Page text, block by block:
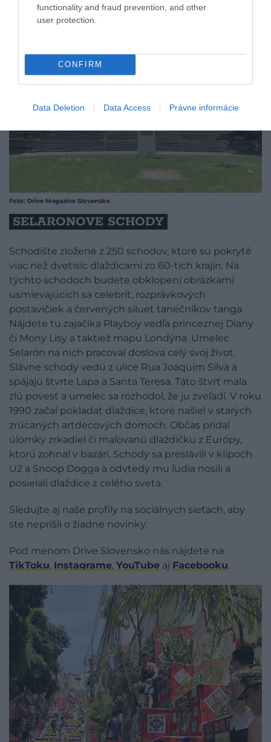
functionality and fraud prevention, and other
user protection.
CONFIRM
Data Deletion Data Access Právne informácie
Foto: Drive Magazine Slovensko
SELARONOVE SCHODY
Schodište zložené z 250 schodov, ktoré sú pokryté
viac než dvetisíc dlaždicami zo 60-tich krajín. Na
týchto schodoch budete obklopení obrázkami
usmievajúcich sa celebrít, rozprávkových
postavičiek a červených siluet tanečníkov tanga.
Nájdete tu zajačika Playboy vedľa princeznej Diany
či Mony Lisy a taktiež mapu Londýna. Umelec
Selarón na nich pracoval doslova celý svoj život.
Slávne schody vedú z ulice Rua Joaquim Silva a
spájajú štvrte Lapa a Santa Teresa. Táto štvrť mala
zlú povesť a umelec sa rozhodol, že ju zveľadí. V roku
1990 začal pokladať dlaždice, ktoré našiel v starých
zrúcaných artdecových domoch. Občas pridal
úlomky zrkadiel či maľovanú dlaždičku z Európy,
ktorú zohnal v bazári. Schody sa preslávili v klipoch
U2 a Snoop Dogga a odvtedy mu ľudia nosili a
posielali dlaždice z celého sveta.
Sledujte aj naše profily na sociálnych sieťach, aby
ste neprišli o žiadne novinky:
Pod menom Drive Slovensko nás nájdete na
TikToku, Instagrame, YouTube aj Facebooku.